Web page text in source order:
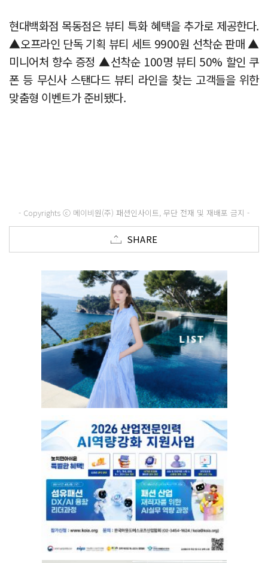
현대백화점 목동점은 뷰티 특화 혜택을 추가로 제공한다.
▲오프라인 단독 기획 뷰티 세트 9900원 선착순 판매 ▲
미니어처 향수 증정 ▲선착순 100명 뷰티 50% 할인 쿠
폰 등 무신사 스탠다드 뷰티 라인을 찾는 고객들을 위한
맞춤형 이벤트가 준비됐다.
- Copyrights ⓒ 메이비원(주) 패션인사이트, 무단 전재 및 재배포 금지 -
SHARE